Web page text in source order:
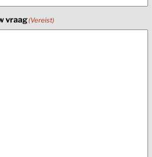
vraag(Vereist)